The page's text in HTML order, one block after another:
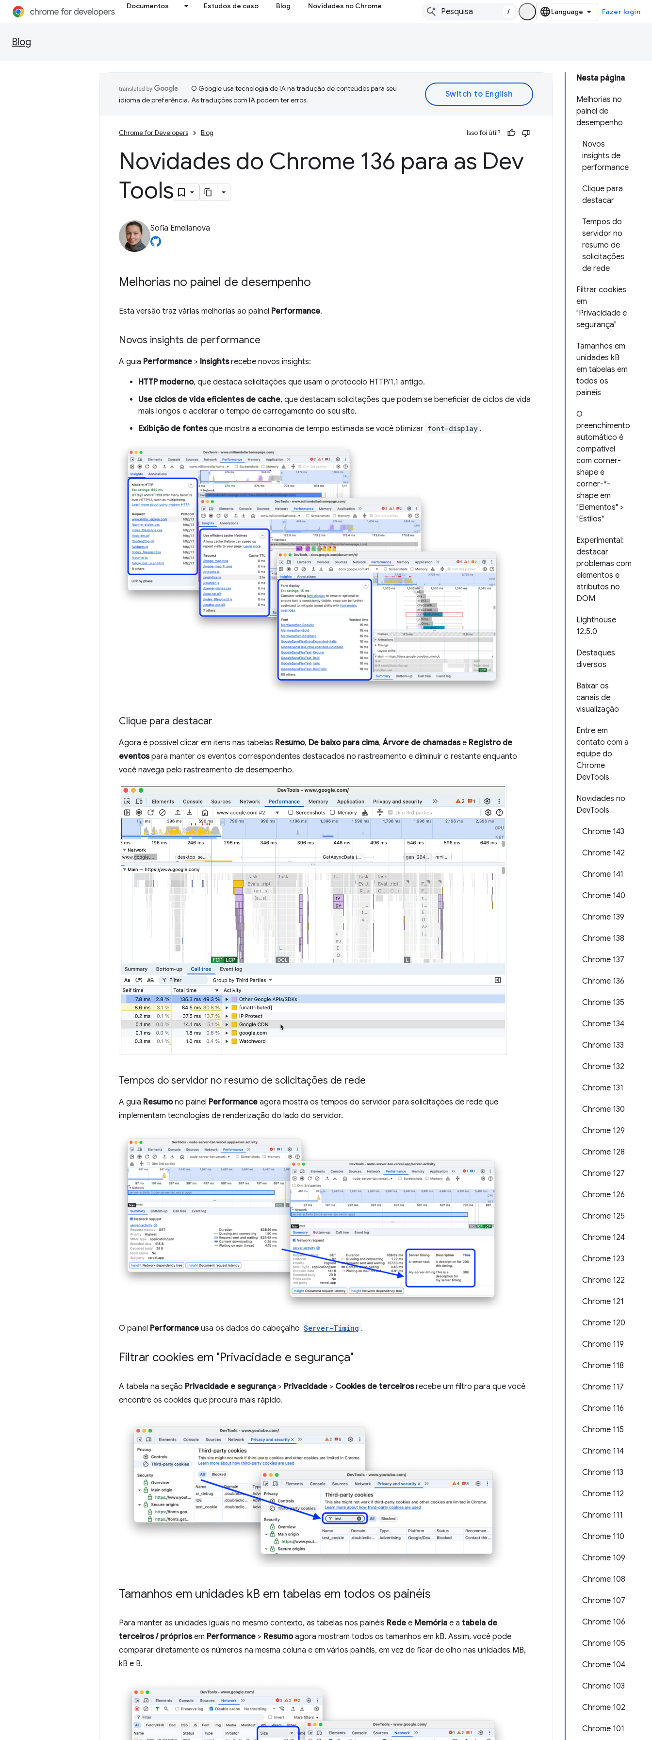
Documentos Estudos de caso Blog Novidades no Chrome
/ Fazer login
Blog
Nesta página
Melhorias no
painel de
desempenho
Novos
insights de
performance
Clique para
destacar
Tempos do
servidor no
resumo de
solicitações
de rede
Filtrar cookies
em
"Privacidade e
segurança"
Tamanhos em
unidades kB
em tabelas em
todos os
painéis
O
preenchimento
automático é
compatível
com corner-
shape e
corner-*-
shape em
"Elementos" >
"Estilos"
Experimental:
destacar
problemas com
elementos e
atributos no
DOM
Lighthouse
12.5.0
Destaques
diversos
Baixar os
canais de
visualização
Entre em
contato com a
equipe do
Chrome
DevTools
Novidades no
DevTools
Chrome 143
Chrome 142
Chrome 141
Chrome 140
Chrome 139
Chrome 138
Chrome 137
Chrome 136
Chrome 135
Chrome 134
Chrome 133
Chrome 132
Chrome 131
Chrome 130
Chrome 129
Chrome 128
Chrome 127
Chrome 126
Chrome 125
Chrome 124
Chrome 123
Chrome 122
Chrome 121
Chrome 120
Chrome 119
Chrome 118
Chrome 117
Chrome 116
Chrome 115
Chrome 114
Chrome 113
Chrome 112
Chrome 111
Chrome 110
Chrome 109
Chrome 108
Chrome 107
Chrome 106
Chrome 105
Chrome 104
Chrome 103
Chrome 102
Chrome 101
O Google usa tecnologia de IA na tradução de conteúdos para seu
idioma de preferência. As traduções com IA podem ter erros.
Chrome for Developers Blog Isso foi útil?
Novidades do Chrome 136 para as Dev
Tools
Sofia Emelianova
Melhorias no painel de desempenho
Esta versão traz várias melhorias ao painel Performance.
Novos insights de performance
A guia Performance > Insightsrecebe novos insights:
HTTP moderno, que destaca solicitações que usam o protocolo HTTP/1.1 antigo.
Use ciclos de vida eficientes de cache, que destacam solicitações que podem se beneficiar de ciclos de vida
mais longos e acelerar o tempo de carregamento do seu site.
Exibição de fontesque mostra a economia de tempo estimada se você otimizar font-display .
Clique para destacar
Agora é possível clicar em itens nas tabelas Resumo, De baixo para cima,Árvore de chamadase Registro de
eventospara manter os eventos correspondentes destacados no rastreamento e diminuir o restante enquanto
você navega pelo rastreamento de desempenho.
Tempos do servidor no resumo de solicitações de rede
A guia Resumono painel Performance agora mostra os tempos do servidor para solicitações de rede que
implementam tecnologias de renderização do lado do servidor.
O painel Performance usa os dados do cabeçalho Server-Timing .
Filtrar cookies em "Privacidade e segurança"
A tabela na seção Privacidade e segurança > Privacidade > Cookies de terceirosrecebe um filtro para que você
encontre os cookies que procura mais rápido.
Tamanhos em unidades kB em tabelas em todos os painéis
Para manter as unidades iguais no mesmo contexto, as tabelas nos painéis Rede e Memória e a tabela de
terceiros / própriosem Performance > Resumoagora mostram todos os tamanhos em kB. Assim, você pode
comparar diretamente os números na mesma coluna e em vários painéis, em vez de ficar de olho nas unidades MB,
kB e B.